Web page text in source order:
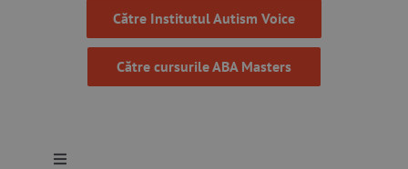
Către Institutul Autism Voice
Către cursurile ABA Masters
Toggle